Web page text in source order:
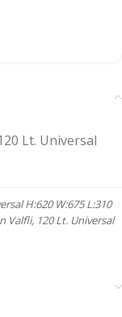
Lt. Universal
H:620 W:675 L:310
Valfli, 120 Lt. Universal